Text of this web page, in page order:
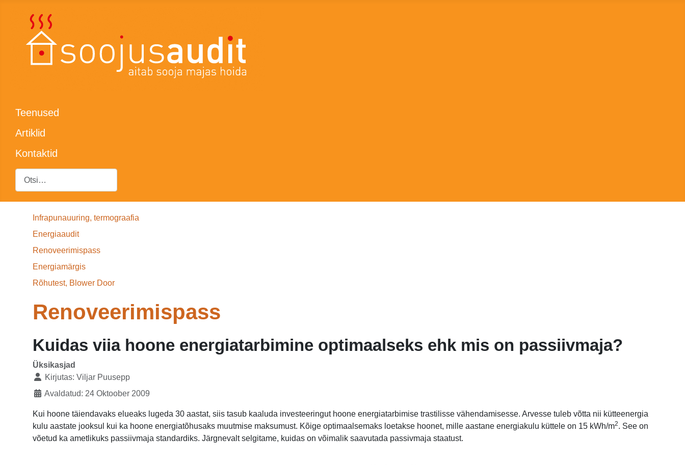
Teenused
Artiklid
Kontaktid
Otsing
Infrapunauuring, termograafia
Energiaaudit
Renoveerimispass
Energiamärgis
Rõhutest, Blower Door
Renoveerimispass
Kuidas viia hoone energiatarbimine optimaalseks ehk mis on passiivmaja?
Üksikasjad
Kirjutas: Viljar Puusepp
Avaldatud: 24 Oktoober 2009
Kui hoone täiendavaks elueaks lugeda 30 aastat, siis tasub kaaluda investeeringut hoone energiatarbimise trastilisse vähendamisesse. Arvesse tuleb võtta nii kütteenergia
kulu aastate jooksul kui ka hoone energiatõhusaks muutmise maksumust. Kõige optimaalsemaks loetakse hoonet, mille aastane energiakulu küttele on 15 kWh/m2. See on
võetud ka ametlikuks passiivmaja standardiks. Järgnevalt selgitame, kuidas on võimalik saavutada passivmaja staatust.